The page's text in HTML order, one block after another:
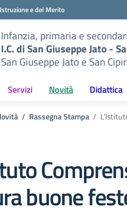
e del Merito
Infanzia, primaria e
I.C. di San Giuseppe Jato -
San Giuseppe Jato e San
Servizi Novità Didattica
Rassegna Stampa
buone